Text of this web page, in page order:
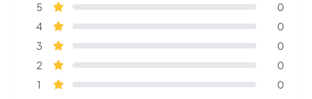
5
0
4
0
3
0
2
0
1
0